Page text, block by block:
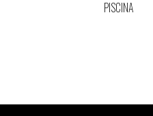
PISCINA